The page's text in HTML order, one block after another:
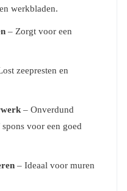
werkbladen.
– Zorgt voor een
zeepresten en
– Onverdund
voor een goed
– Ideaal voor muren